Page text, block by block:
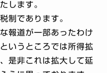
します。
制であります。
報道が一部あったわけ
いうところでは所得拡
是非これは拡大して延